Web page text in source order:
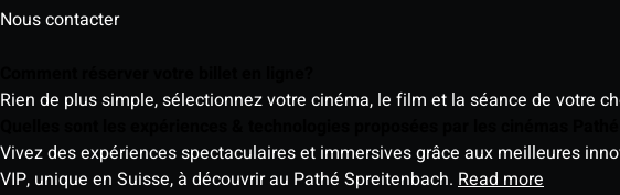
Nous contacter
Rien de plus simple, sélectionnez votre cinéma, le film et la séance de votre
Vivez des expériences spectaculaires et immersives grâce aux meilleures
VIP, unique en Suisse, à découvrir au Pathé Spreitenbach. Read more